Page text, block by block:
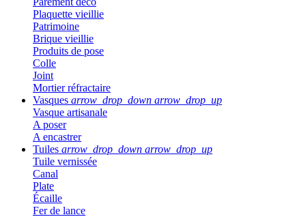
Plaquette vieillie
Patrimoine
Brique vieillie
Produits de pose
Colle
Joint
Mortier réfractaire
Vasques arrow_drop_down arrow_drop_up
Vasque artisanale
A poser
A encastrer
Tuiles arrow_drop_down arrow_drop_up
Tuile vernissée
Canal
Plate
Écaille
Fer de lance